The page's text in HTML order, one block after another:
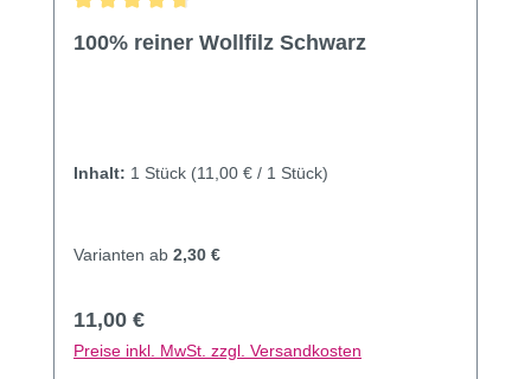
100% reiner Wollfilz Schwarz
Inhalt: 1 Stück (11,00 € / 1 Stück)
Varianten ab 2,30 €
Regulärer Preis:
11,00 €
Preise inkl. MwSt. zzgl. Versandkosten